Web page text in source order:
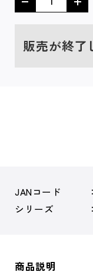
販売が終了
JANコード
シリーズ
商品説明